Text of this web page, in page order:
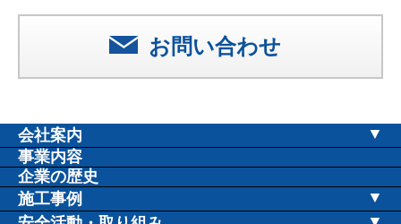
お問い合わせ
会社案内
社長挨拶
会社概要
会社沿革
事業内容
企業の歴史
施工事例
教育施設